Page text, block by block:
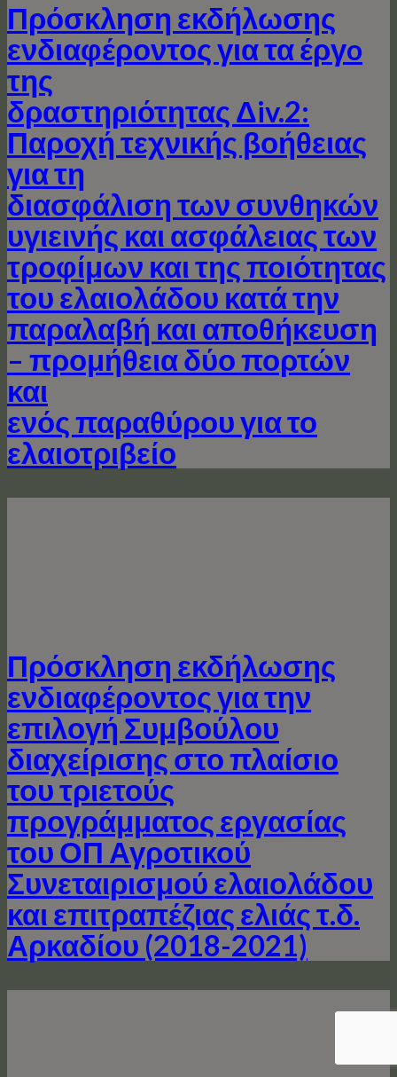
Πρόσκληση εκδήλωσης
ενδιαφέροντος για τα έργo
της
δραστηριότητας Δiv.2:
Παροχή τεχνικής βοήθειας
για τη
διασφάλιση των συνθηκών
υγιεινής και ασφάλειας των
τροφίμων και της ποιότητας
του ελαιολάδου κατά την
παραλαβή και αποθήκευση
– προμήθεια δύο πορτών
και
ενός παραθύρου για το
ελαιοτριβείο
Πρόσκληση εκδήλωσης
ενδιαφέροντος για την
επιλογή Συμβούλου
διαχείρισης στο πλαίσιο
του τριετούς
προγράμματος εργασίας
του ΟΠ Αγροτικού
Συνεταιρισμού ελαιολάδου
και επιτραπέζιας ελιάς τ.δ.
Αρκαδίου (2018-2021)